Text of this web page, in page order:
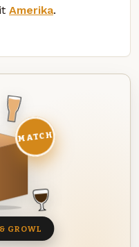
Amerika.
MATCH
GROWL